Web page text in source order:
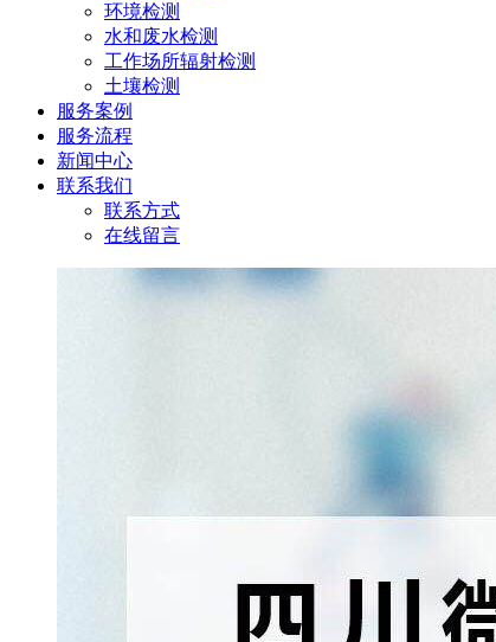
环境检测
水和废水检测
工作场所辐射检测
土壤检测
服务案例
服务流程
新闻中心
联系我们
联系方式
在线留言